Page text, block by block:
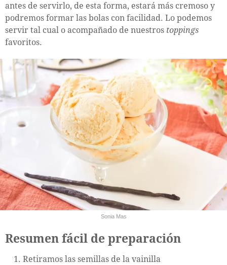
antes de servirlo, de esta forma, estará más cremoso y
podremos formar las bolas con facilidad. Lo podemos
servir tal cual o acompañado de nuestros toppings
favoritos.
Sonia Mas
Resumen fácil de preparación
Retiramos las semillas de la vainilla